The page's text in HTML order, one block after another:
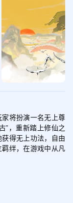
将扮演一名无上尊
”，重新踏上修仙之
得无上功法，自由
绊，在游戏中从凡